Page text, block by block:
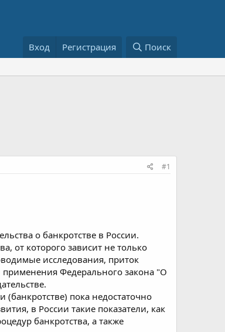
Вход Регистрация Поиск
#1
о банкротстве в России.
от которого зависит не только
исследования, приток
Федерального закона "О
(банкротстве) пока недостаточно
в России такие показатели, как
банкротства, а также